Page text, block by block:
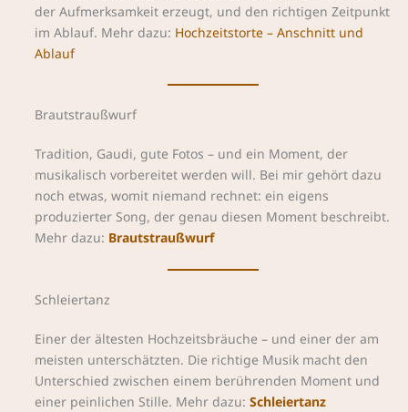
der Aufmerksamkeit erzeugt, und den richtigen Zeitpunkt
im Ablauf. Mehr dazu: Hochzeitstorte – Anschnitt und
Ablauf
Brautstraußwurf
Tradition, Gaudi, gute Fotos – und ein Moment, der
musikalisch vorbereitet werden will. Bei mir gehört dazu
noch etwas, womit niemand rechnet: ein eigens
produzierter Song, der genau diesen Moment beschreibt.
Mehr dazu: Brautstraußwurf
Schleiertanz
Einer der ältesten Hochzeitsbräuche – und einer der am
meisten unterschätzten. Die richtige Musik macht den
Unterschied zwischen einem berührenden Moment und
einer peinlichen Stille. Mehr dazu: Schleiertanz